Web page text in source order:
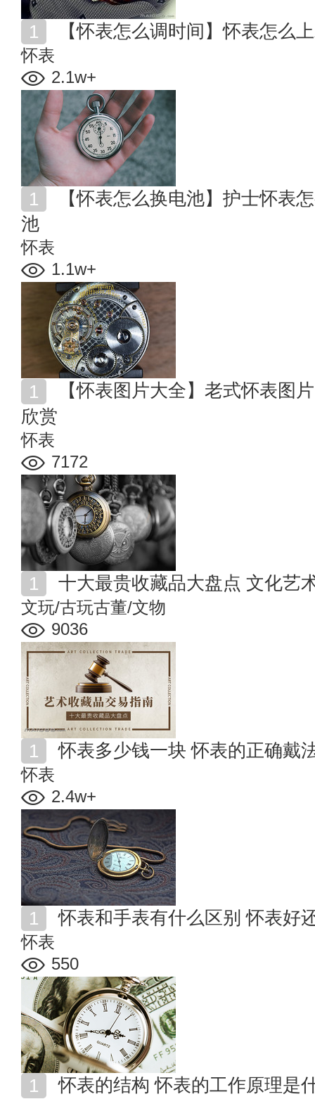
【怀表怎么调时间】怀表怎么
怀表
2.1w+
池
怀表
1.1w+
欣赏
怀表
7172
十大最贵收藏品大盘点 文化艺
文玩/古玩古董/文物
9036
怀表多少钱一块 怀表的正确戴
怀表
2.4w+
怀表和手表有什么区别 怀表好
怀表
550
怀表的结构 怀表的工作原理是